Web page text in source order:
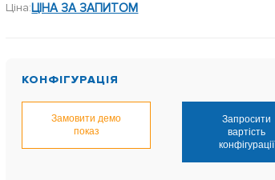
Ціна:ЦІНА ЗА ЗАПИТОМ
КОНФІГУРАЦІЯ
Замовити демо
показ
Запросити
вартість
конфігурації